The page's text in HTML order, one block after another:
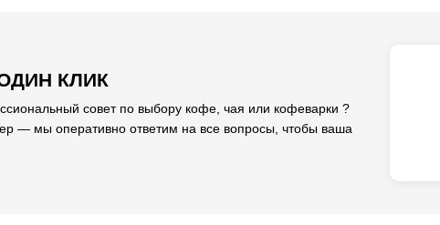
КЛИК
совет по выбору кофе, чая или кофеварки ?
— мы оперативно ответим на все вопросы, чтобы ваша